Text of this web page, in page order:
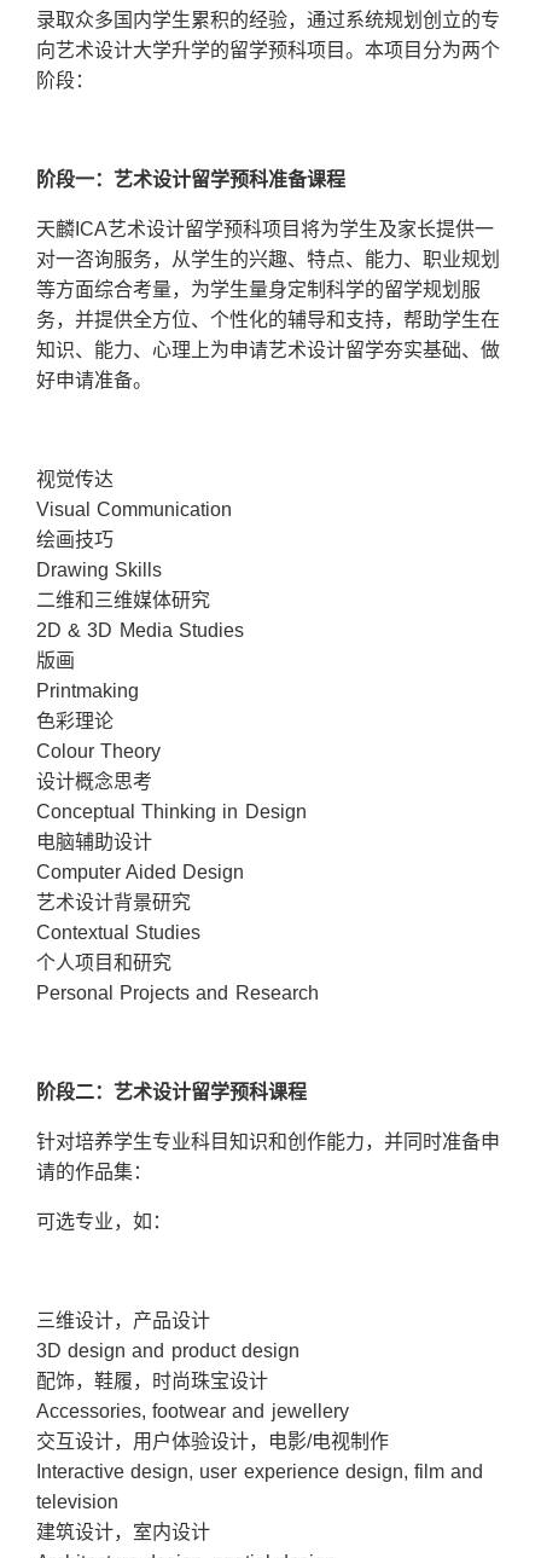
录取众多国内学生累积的经验，通过系统规划创立的专
向艺术设计大学升学的留学预科项目。本项目分为两个
阶段：
阶段一：艺术设计留学预科准备课程
天麟ICA艺术设计留学预科项目将为学生及家长提供一
对一咨询服务，从学生的兴趣、特点、能力、职业规划
等方面综合考量，为学生量身定制科学的留学规划服
务，并提供全方位、个性化的辅导和支持，帮助学生在
知识、能力、心理上为申请艺术设计留学夯实基础、做
好申请准备。
视觉传达
Visual Communication
绘画技巧
Drawing Skills
二维和三维媒体研究
2D & 3D Media Studies
版画
Printmaking
色彩理论
Colour Theory
设计概念思考
Conceptual Thinking in Design
电脑辅助设计
Computer Aided Design
艺术设计背景研究
Contextual Studies
个人项目和研究
Personal Projects and Research
阶段二：艺术设计留学预科课程
针对培养学生专业科目知识和创作能力，并同时准备申
请的作品集：
可选专业，如：
三维设计，产品设计
3D design and product design
配饰，鞋履，时尚珠宝设计
Accessories, footwear and jewellery
交互设计，用户体验设计，电影/电视制作
Interactive design, user experience design, film and
television
建筑设计，室内设计